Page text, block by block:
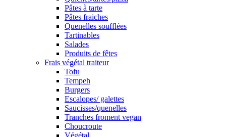
Pâtes à tarte
Pâtes fraiches
Quenelles soufflées
Tartinables
Salades
Produits de fêtes
Frais végétal traiteur
Tofu
Tempeh
Burgers
Escalopes/ galettes
Saucisses/quenelles
Tranches froment vegan
Choucroute